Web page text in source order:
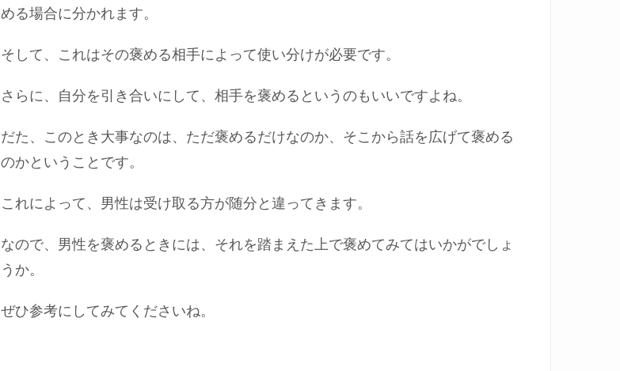
める場合に分かれます。
そして、これはその褒める相手によって使い分けが必要です。
さらに、自分を引き合いにして、相手を褒めるというのもいいですよね。
だた、このとき大事なのは、ただ褒めるだけなのか、そこから話を広げて褒める
のかということです。
これによって、男性は受け取る方が随分と違ってきます。
なので、男性を褒めるときには、それを踏まえた上で褒めてみてはいかがでしょ
うか。
ぜひ参考にしてみてくださいね。